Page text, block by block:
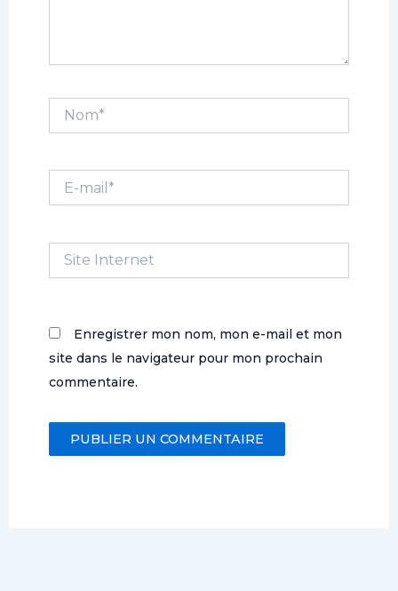
Nom*
mail*
Site
Internet
Enregistrer mon nom, mon e-mail et mon
site dans le navigateur pour mon prochain
commentaire.